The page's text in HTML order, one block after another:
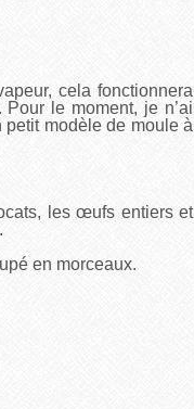
cela fonctionnera
le moment, je n’ai
petit modèle de moule à
les œufs entiers et
en morceaux.